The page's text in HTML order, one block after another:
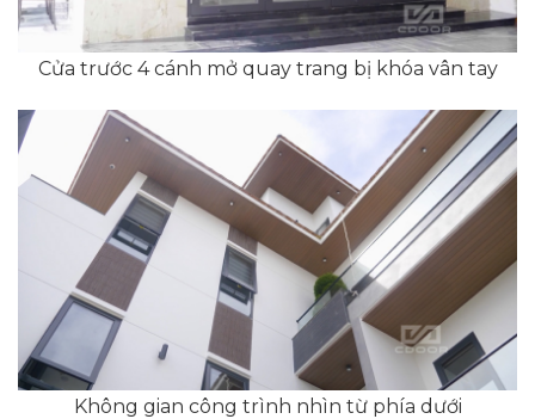
Cửa trước 4 cánh mở quay trang bị khóa vân tay
Không gian công trình nhìn từ phía dưới